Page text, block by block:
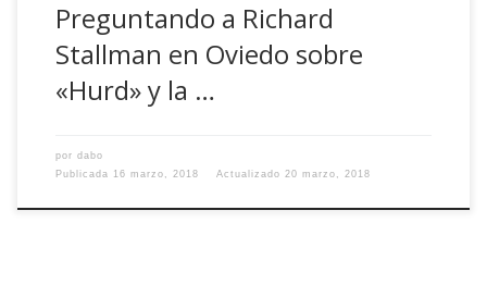
Preguntando a Richard
Stallman en Oviedo sobre
«Hurd» y la …
por dabo
Publicada 16 marzo, 2018 Actualizado 20 marzo, 2018